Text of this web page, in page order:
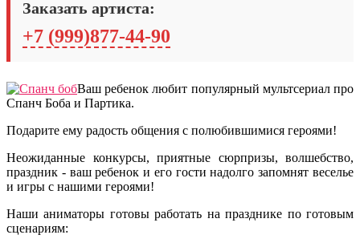
Заказать артиста:
+7 (999)877-44-90
Ваш ребенок любит популярный мультсериал про
Спанч Боба и Партика.
Подарите ему радость общения с полюбившимися героями!
Неожиданные конкурсы, приятные сюрпризы, волшебство,
праздник - ваш ребенок и его гости надолго запомнят веселье
и игры с нашими героями!
Наши аниматоры готовы работать на празднике по готовым
сценариям: